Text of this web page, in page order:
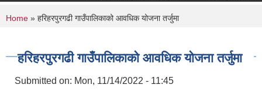
You are here
Home » हरिहरपुरगढी गाउँपालिकाको आवधिक योजना तर्जुमा
हरिहरपुरगढी गाउँपालिकाको आवधिक योजना तर्जुमा
Submitted on: Mon, 11/14/2022 - 11:45